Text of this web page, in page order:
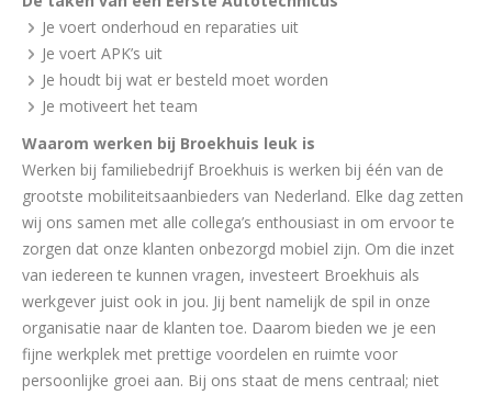
Je voert onderhoud en reparaties uit
Je voert APK’s uit
Je houdt bij wat er besteld moet worden
Je motiveert het team
Waarom werken bij Broekhuis leuk is
Werken bij familiebedrijf Broekhuis is werken bij één van de
grootste mobiliteitsaanbieders van Nederland. Elke dag zetten
wij ons samen met alle collega’s enthousiast in om ervoor te
zorgen dat onze klanten onbezorgd mobiel zijn. Om die inzet
van iedereen te kunnen vragen, investeert Broekhuis als
werkgever juist ook in jou. Jij bent namelijk de spil in onze
organisatie naar de klanten toe. Daarom bieden we je een
fijne werkplek met prettige voordelen en ruimte voor
persoonlijke groei aan. Bij ons staat de mens centraal; niet